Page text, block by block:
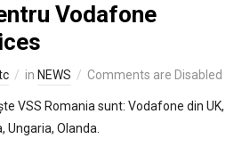
Vodafone
in NEWS Comments are Disabled
VSS Romania sunt: Vodafone din UK,
Ungaria, Olanda.